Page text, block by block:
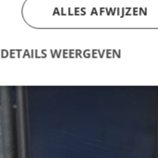
ALLES AFWIJZEN
DETAILS WEERGEVEN